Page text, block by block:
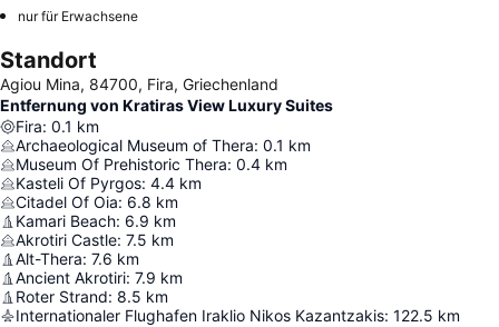
nur für Erwachsene
Standort
Agiou Mina, 84700, Fira, Griechenland
Entfernung von Kratiras View Luxury Suites
Fira: 0.1 km
Archaeological Museum of Thera: 0.1 km
Museum Of Prehistoric Thera: 0.4 km
Kasteli Of Pyrgos: 4.4 km
Citadel Of Oia: 6.8 km
Kamari Beach: 6.9 km
Akrotiri Castle: 7.5 km
Alt-Thera: 7.6 km
Ancient Akrotiri: 7.9 km
Roter Strand: 8.5 km
Internationaler Flughafen Iraklio Nikos Kazantzakis: 122.5 km